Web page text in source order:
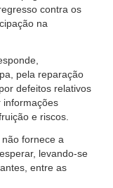
contra os
na
pela reparação
defeitos relativos
informações
e riscos.
fornece a
levando-se
entre as